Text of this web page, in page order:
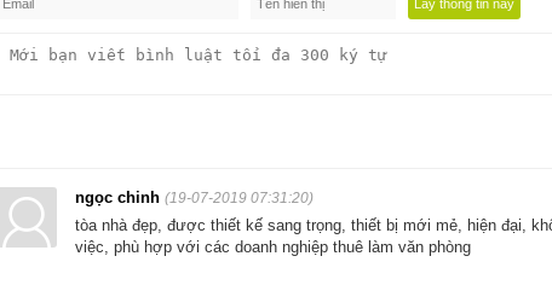
ngọc chinh (19-07-2019 07:31:20)
tòa nhà đẹp, được thiết kế sang trọng, thiết bị mới mẻ, hiện đại,
việc, phù hợp với các doanh nghiệp thuê làm văn phòng